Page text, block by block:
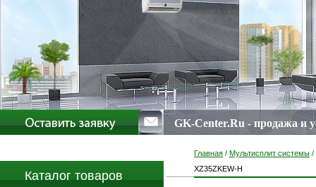
GK-Center.Ru - продажа и
Каталог товаров
Главная / Мультисплит системы /
XZ35ZKEW-H